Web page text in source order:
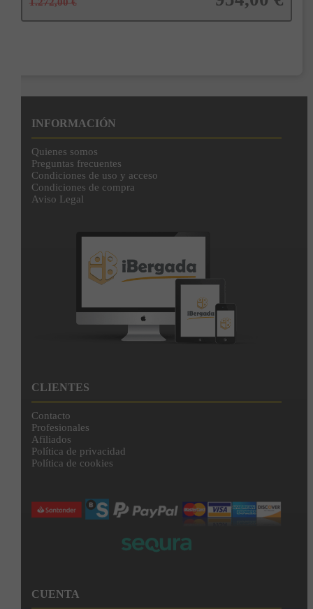
INFORMACIÓN
Quienes somos
Preguntas frecuentes
Condiciones de uso y acceso
Condiciones de compra
Aviso Legal
CLIENTES
Contacto
Profesionales
Afiliados
Política de privacidad
Política de cookies
CUENTA